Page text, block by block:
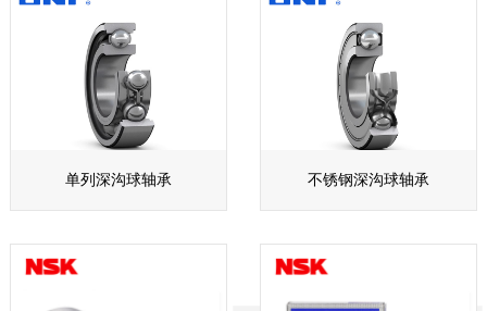
单列深沟球轴承 不锈钢深沟球轴承